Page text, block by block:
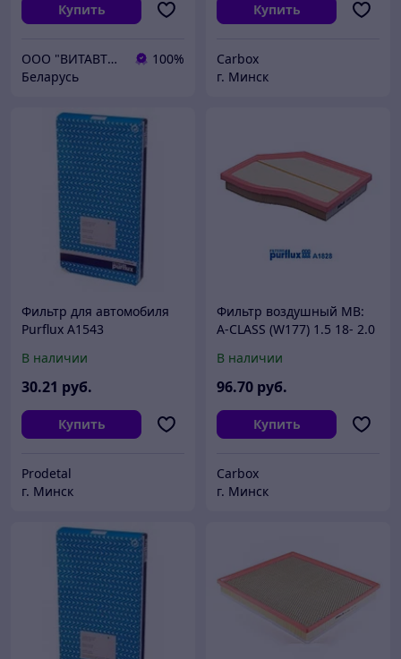
Купить
ООО "ВИТАВТОБАЗИС"
100%
Беларусь
Купить
Carbox
г. Минск
Фильтр для автомобиля
Purflux A1543
В наличии
30.21 руб.
Купить
Prodetal
г. Минск
Фильтр воздушный MB:
A-CLASS (W177) 1.5 18- 2.0
2.0 19-, A-CLASS седан
(V177) 1.5
В наличии
96.70 руб.
Купить
Carbox
г. Минск